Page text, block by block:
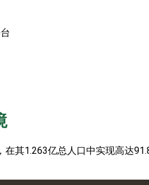
在其1.263亿总人口中实现高达